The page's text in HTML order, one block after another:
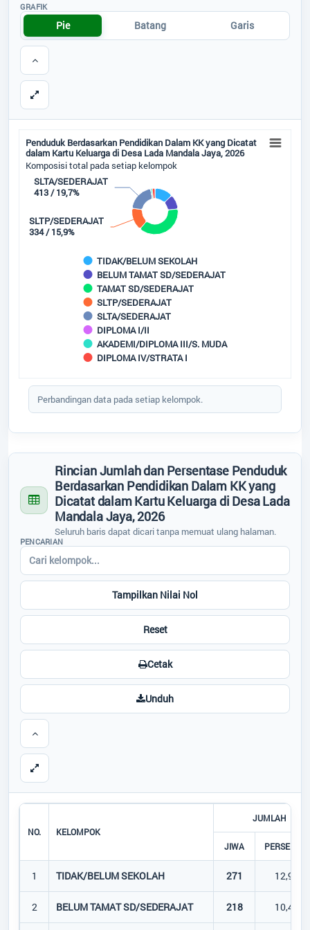
Status Perkawinan
Status Keluarga
Status Penduduk
Golongan Darah
Disabilitas
Umur - Rentang
Calon Pemilih
Kelas Sosial
Status Desa
Bantuan
Peta
Desa : Lada Mandala Jaya
Kabupaten
: Kotawaringin Barat
Provinsi
: Kalimantan Tengah
Alamat Kantor
: Jln.SLAMET RIYADI,
RT.13,RW.06 LADA
MANDALA JAYA
62858493455
ladamandalajaya@gmail.com
GRAFIK
Pie Batang Garis
Penduduk Berdasarkan Pendidikan Dalam KK yang Dicatat dalam Kartu
Pie chart with 8 slices.
Komposisi total pada setiap kelompok
Penduduk Berdasarkan Pendidikan Dalam KK yang Dicatat
dalam Kartu Keluarga di Desa Lada Mandala Jaya, 2026
Komposisi total pada setiap kelompok
SLTP/SEDERAJAT
334 / 15,9%
SLTA/SEDERAJAT
413 / 19,7%
TIDAK/BELUM SEKOLAH
BELUM TAMAT SD/SEDERAJAT
TAMAT SD/SEDERAJAT
SLTP/SEDERAJAT
SLTA/SEDERAJAT
DIPLOMA I/II
AKADEMI/DIPLOMA III/S. MUDA
DIPLOMA IV/STRATA I
End of interactive chart.
Perbandingan data pada setiap kelompok.
Rincian Jumlah dan Persentase Penduduk
Berdasarkan Pendidikan Dalam KK yang
Dicatat dalam Kartu Keluarga di Desa Lada
Mandala Jaya, 2026
Seluruh baris dapat dicari tanpa memuat ulang halaman.
PENCARIAN
Tampilkan Nilai Nol
Reset
Cetak
Unduh
NO. KELOMPOK
JUMLAH
JIWA
1 TIDAK/BELUM SEKOLAH 271 12,92%
2 BELUM TAMAT SD/SEDERAJAT 218 10,40%
ANA SAVITRI
STAF KESRA
STAF UMUM
Tidak Ada di Kantor